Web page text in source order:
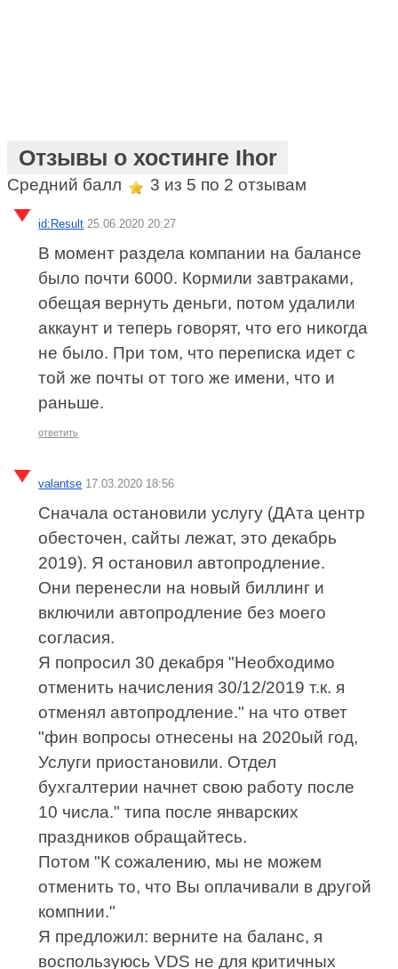
Отзывы о хостинге Ihor
Средний балл 3 из 5 по 2 отзывам
id:Result 25.06.2020 20:27
В момент раздела компании на балансе
было почти 6000. Кормили завтраками,
обещая вернуть деньги, потом удалили
аккаунт и теперь говорят, что его никогда
не было. При том, что переписка идет с
той же почты от того же имени, что и
раньше.
ответить
valantse 17.03.2020 18:56
Сначала остановили услугу (ДАта центр
обесточен, сайты лежат, это декабрь
2019). Я остановил автопродление.
Они перенесли на новый биллинг и
включили автопродление без моего
согласия.
Я попросил 30 декабря "Необходимо
отменить начисления 30/12/2019 т.к. я
отменял автопродление." на что ответ
"фин вопросы отнесены на 2020ый год,
Услуги приостановили. Отдел
бухгалтерии начнет свою работу после
10 числа." типа после январских
праздников обращайтесь.
Потом "К сожалению, мы не можем
отменить то, что Вы оплачивали в другой
компнии."
Я предложил: верните на баланс, я
воспользуюсь VDS не для критичных